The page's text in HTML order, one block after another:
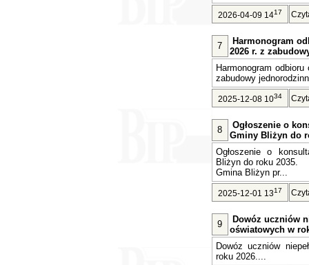
2026-04-09 1417
7
Harmonogram
2026 r. z
Harmonogram
zabudowy
2025-12-08 1034
8
Ogłoszenie o
Gminy Bliżyn do
Ogłoszenie o
Bliżyn do roku 2035.
Gmina Bliżyn pr...
2025-12-01 1317
9
Dowóz uczniów
oświatowych w
Dowóz uczniów
roku 2026....